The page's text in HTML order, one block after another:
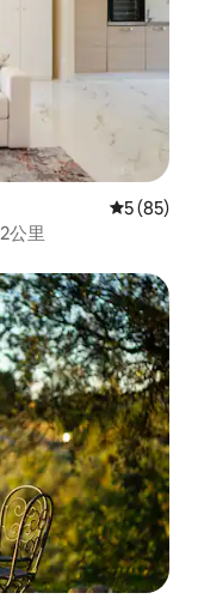
平均评分
5 (85)
公里